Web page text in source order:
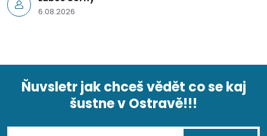
6.08.2026
Ňuvsletr jak chceš vědět co se kaj
šustne v Ostravě!!!